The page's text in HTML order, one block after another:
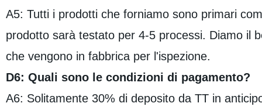
A5: Tutti i prodotti che forniamo sono primari
prodotto sarà testato per 4-5 processi. Diamo il
che vengono in fabbrica per l'ispezione.
D6: Quali sono le condizioni di pagamento?
A6: Solitamente 30% di deposito da TT in